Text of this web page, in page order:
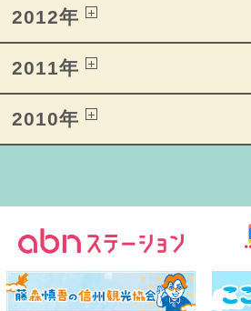
2012年
2011年
2010年